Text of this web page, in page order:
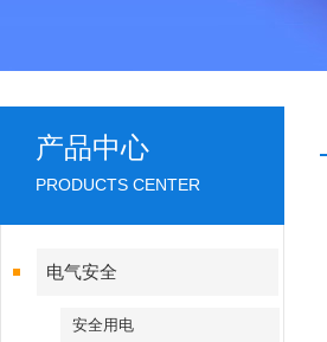
产品中心
PRODUCTS CENTER
电气安全
安全用电